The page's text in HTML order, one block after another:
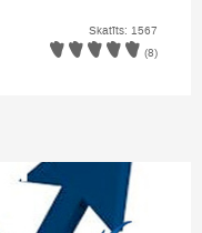
Skatīts: 1567
(8)